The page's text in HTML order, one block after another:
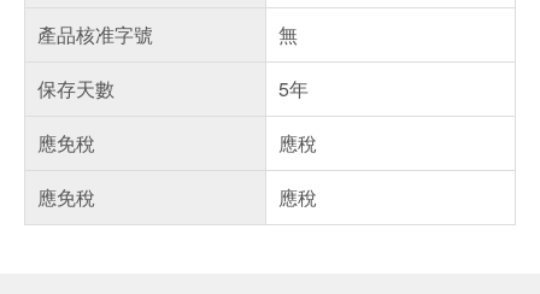
產品核准字號
無
保存天數
5年
應免稅
應稅
應免稅
應稅